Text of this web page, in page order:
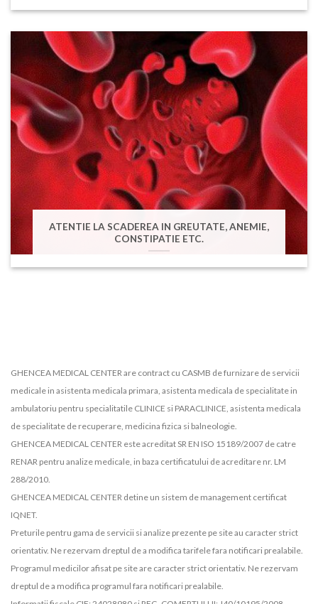
ATENTIE LA SCADEREA IN GREUTATE, ANEMIE,
CONSTIPATIE ETC.
GHENCEA MEDICAL CENTER are contract cu CASMB de furnizare de servicii
medicale in asistenta medicala primara, asistenta medicala de specialitate in
ambulatoriu pentru specialitatile CLINICE si PARACLINICE, asistenta medicala
de specialitate de recuperare, medicina fizica si balneologie.
GHENCEA MEDICAL CENTER este acreditat SR EN ISO 15189/2007 de catre
RENAR pentru analize medicale, in baza certificatului de acreditare nr. LM
288/2010.
GHENCEA MEDICAL CENTER detine un sistem de management certificat
IQNET.
Preturile pentru gama de servicii si analize prezente pe site au caracter strict
orientativ. Ne rezervam dreptul de a modifica tarifele fara notificari prealabile.
Programul medicilor afisat pe site are caracter strict orientativ. Ne rezervam
dreptul de a modifica programul fara notificari prealabile.